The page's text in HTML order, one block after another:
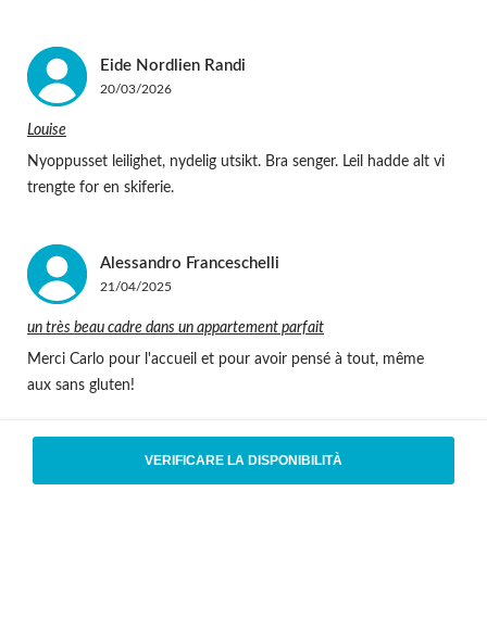
VERIFICARE LA DISPONIBILITÀ
Eide Nordlien Randi
20/03/2026
Louise
Nyoppusset leilighet, nydelig utsikt. Bra senger. Leil hadde alt vi
trengte for en skiferie.
Alessandro Franceschelli
21/04/2025
un très beau cadre dans un appartement parfait
Merci Carlo pour l'accueil et pour avoir pensé à tout, même
aux sans gluten!
Vedi le 4 recensioni complete